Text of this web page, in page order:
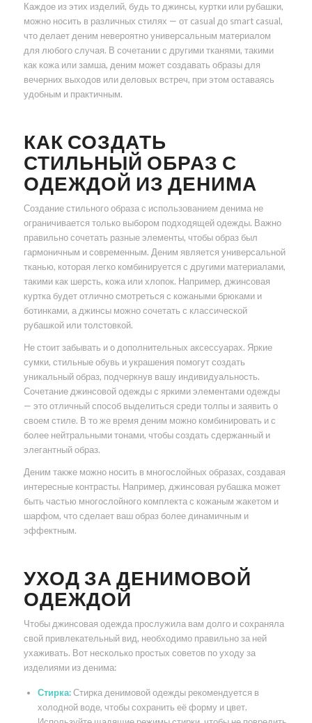
Каждое из этих изделий, будь то джинсы, куртки или рубашки,
можно носить в различных стилях — от casual до smart casual,
что делает деним невероятно универсальным материалом
для любого случая. В сочетании с другими тканями, такими
как кожа или замша, деним может создавать образы для
вечерних выходов или деловых встреч, при этом оставаясь
удобным и практичным.
КАК СОЗДАТЬ
СТИЛЬНЫЙ ОБРАЗ С
ОДЕЖДОЙ ИЗ ДЕНИМА
Создание стильного образа с использованием денима не
ограничивается только выбором подходящей одежды. Важно
правильно сочетать разные элементы, чтобы образ был
гармоничным и современным. Деним является универсальной
тканью, которая легко комбинируется с другими материалами,
такими как шерсть, кожа или хлопок. Например, джинсовая
куртка будет отлично смотреться с кожаными брюками и
ботинками, а джинсы можно сочетать с классической
рубашкой или толстовкой.
Не стоит забывать и о дополнительных аксессуарах. Яркие
сумки, стильные обувь и украшения помогут создать
уникальный образ, подчеркнув вашу индивидуальность.
Сочетание джинсовой одежды с яркими элементами одежды
— это отличный способ выделиться среди толпы и заявить о
своем стиле. В то же время деним можно комбинировать и с
более нейтральными тонами, чтобы создать сдержанный и
элегантный образ.
Деним также можно носить в многослойных образах, создавая
интересные контрасты. Например, джинсовая рубашка может
быть частью многослойного комплекта с кожаным жакетом и
шарфом, что сделает ваш образ более динамичным и
эффектным.
УХОД ЗА ДЕНИМОВОЙ
ОДЕЖДОЙ
Чтобы джинсовая одежда прослужила вам долго и сохраняла
свой привлекательный вид, необходимо правильно за ней
ухаживать. Вот несколько простых советов по уходу за
изделиями из денима:
Стирка:Стирка денимовой одежды рекомендуется в
холодной воде, чтобы сохранить её форму и цвет.